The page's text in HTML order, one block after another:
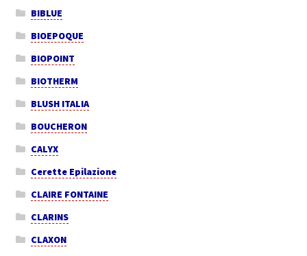
BIBLUE
BIOEPOQUE
BIOPOINT
BIOTHERM
BLUSH ITALIA
BOUCHERON
CALYX
Cerette Epilazione
CLAIRE FONTAINE
CLARINS
CLAXON